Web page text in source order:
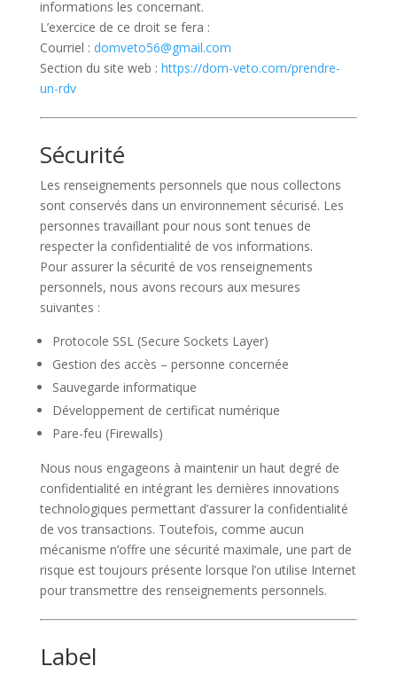
informations les concernant.
L’exercice de ce droit se fera :
Courriel : domveto56@gmail.com
Section du site web : https://dom-veto.com/prendre-
un-rdv
Sécurité
Les renseignements personnels que nous collectons
sont conservés dans un environnement sécurisé. Les
personnes travaillant pour nous sont tenues de
respecter la confidentialité de vos informations.
Pour assurer la sécurité de vos renseignements
personnels, nous avons recours aux mesures
suivantes :
Protocole SSL (Secure Sockets Layer)
Gestion des accès – personne concernée
Sauvegarde informatique
Développement de certificat numérique
Pare-feu (Firewalls)
Nous nous engageons à maintenir un haut degré de
confidentialité en intégrant les dernières innovations
technologiques permettant d’assurer la confidentialité
de vos transactions. Toutefois, comme aucun
mécanisme n’offre une sécurité maximale, une part de
risque est toujours présente lorsque l’on utilise Internet
pour transmettre des renseignements personnels.
Label